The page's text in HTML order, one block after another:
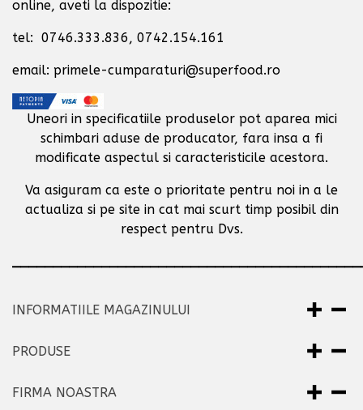
online, aveti la dispozitie:
tel: 0746.333.836, 0742.154.161
email: primele-cumparaturi@superfood.ro
Uneori in specificatiile produselor pot aparea mici
schimbari aduse de producator, fara insa a fi
modificate aspectul si caracteristicile acestora.
Va asiguram ca este o prioritate pentru noi in a le
actualiza si pe site in cat mai scurt timp posibil din
respect pentru Dvs.
INFORMATIILE MAGAZINULUI
PRODUSE
FIRMA NOASTRA